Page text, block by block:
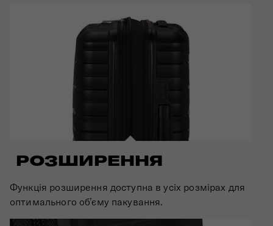
РОЗШИРЕННЯ
Функція розширення доступна в усіх розмірах для
оптимального об’єму пакування.